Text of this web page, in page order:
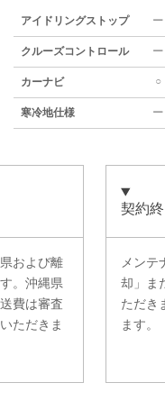
アイドリングストップ ー
クルーズコントロール ー
カーナビ ○
寒冷地仕様 ー
および離
。沖縄県
費は審査
ただきま
契約
メンテ
却」ま
ただき
ます。